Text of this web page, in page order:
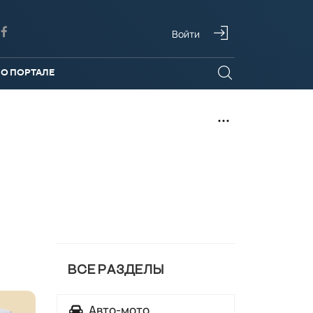
Войти
О ПОРТАЛЕ
ВСЕ РАЗДЕЛЫ